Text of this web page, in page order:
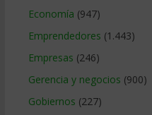
Economía (947)
Emprendedores (1.443)
Empresas (246)
Gerencia y negocios (900)
Gobiernos (227)